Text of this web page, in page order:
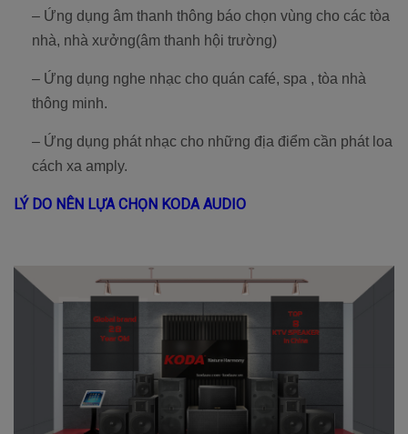
– Ứng dụng âm thanh thông báo chọn vùng cho các tòa
nhà, nhà xưởng(âm thanh hội trường)
– Ứng dụng nghe nhạc cho quán café, spa , tòa nhà
thông minh.
– Ứng dụng phát nhạc cho những địa điểm cần phát loa
cách xa amply.
LÝ DO NÊN LỰA CHỌN KODA AUDIO